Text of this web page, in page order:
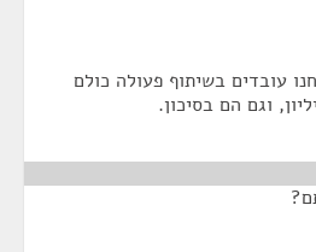
עובדים בשיתוף פעולה כולם